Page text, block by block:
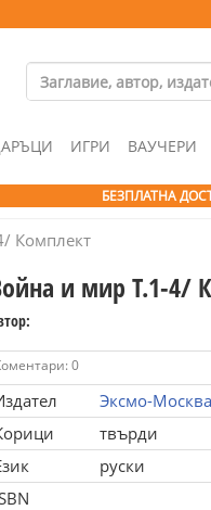
ИГРИ ВАУЧЕРИ
БЕЗПЛАТНА
Комплект
и мир Т.1-4/
0
Эксмо-Москва
твърди
руски